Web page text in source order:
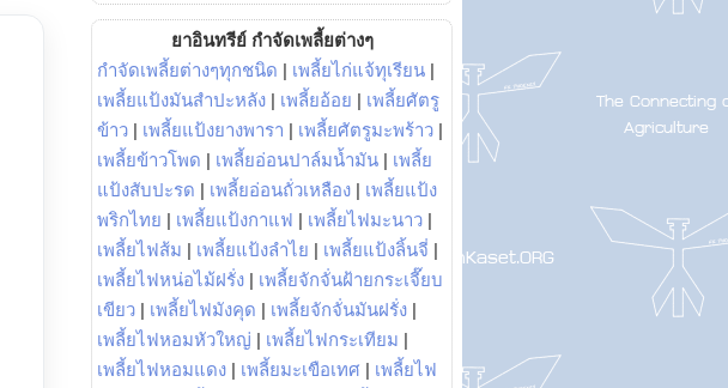
ยาอินทรีย์ กำจัดเพลี้ยต่างๆ
กำจัดเพลี้ยต่างๆทุกชนิด | เพลี้ยไก่แจ้ทุเรียน |
เพลี้ยแป้งมันสำปะหลัง | เพลี้ยอ้อย | เพลี้ยศัตรู
ข้าว | เพลี้ยแป้งยางพารา | เพลี้ยศัตรูมะพร้าว |
เพลี้ยข้าวโพด | เพลี้ยอ่อนปาล์มน้ำมัน | เพลี้ย
แป้งสับปะรด | เพลี้ยอ่อนถั่วเหลือง | เพลี้ยแป้ง
พริกไทย | เพลี้ยแป้งกาแฟ | เพลี้ยไฟมะนาว |
เพลี้ยไฟส้ม | เพลี้ยแป้งลำไย | เพลี้ยแป้งลิ้นจี่ |
เพลี้ยไฟหน่อไม้ฝรั่ง | เพลี้ยจักจั่นฝ้ายกระเจี๊ยบ
เขียว | เพลี้ยไฟมังคุด | เพลี้ยจักจั่นมันฝรั่ง |
เพลี้ยไฟหอมหัวใหญ่ | เพลี้ยไฟกระเทียม |
เพลี้ยไฟหอมแดง | เพลี้ยมะเขือเทศ | เพลี้ยไฟ